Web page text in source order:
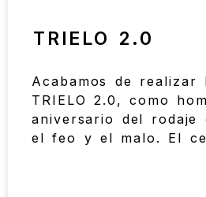
TRIELO 2.0
Acabamos de realizar
TRIELO 2.0, como
aniversario del rodaje
el feo y el malo. El